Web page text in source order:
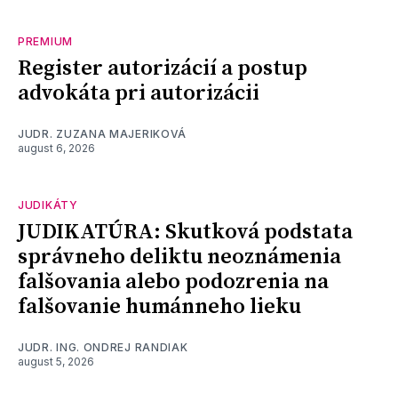
PREMIUM
Register autorizácií a postup
advokáta pri autorizácii
JUDR. ZUZANA MAJERIKOVÁ
august 6, 2026
JUDIKÁTY
JUDIKATÚRA: Skutková podstata
správneho deliktu neoznámenia
falšovania alebo podozrenia na
falšovanie humánneho lieku
JUDR. ING. ONDREJ RANDIAK
august 5, 2026